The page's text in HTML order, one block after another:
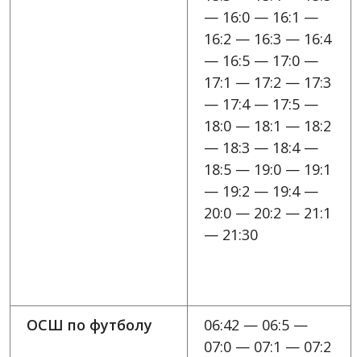
— 16:0 — 16:1 —
16:2 — 16:3 — 16:4
— 16:5 — 17:0 —
17:1 — 17:2 — 17:3
— 17:4 — 17:5 —
18:0 — 18:1 — 18:2
— 18:3 — 18:4 —
18:5 — 19:0 — 19:1
— 19:2 — 19:4 —
20:0 — 20:2 — 21:1
— 21:30
ОСШ по футболу
06:42 — 06:5 —
07:0 — 07:1 — 07:2